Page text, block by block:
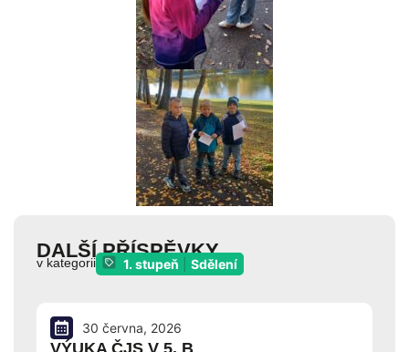
DALŠÍ PŘÍSPĚVKY
v kategorii 1. stupeň Sdělení
30 června, 2026